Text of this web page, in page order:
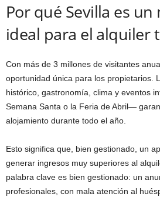
Por qué Sevilla es
ideal para el alquiler
Con más de 3 millones de visitantes
oportunidad única para los propietarios.
histórico, gastronomía, clima y eventos
Semana Santa o la Feria de Abril—
alojamiento durante todo el año.
Esto significa que, bien gestionado, un
generar ingresos muy superiores al
palabra clave es bien gestionado: un
profesionales, con mala atención al